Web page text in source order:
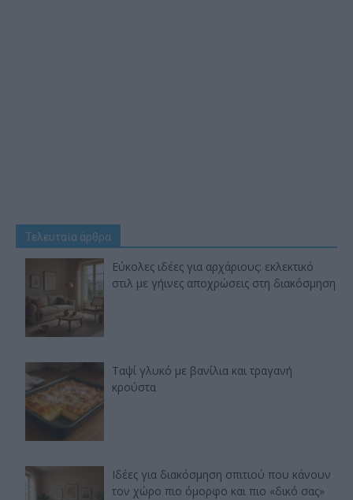
Τελευταία άρθρα
Εύκολες ιδέες για αρχάριους: εκλεκτικό
στιλ με γήινες αποχρώσεις στη διακόσμηση
Ταψί γλυκό με βανίλια και τραγανή
κρούστα
Ιδέες για διακόσμηση σπιτιού που κάνουν
τον χώρο πιο όμορφο και πιο «δικό σας»